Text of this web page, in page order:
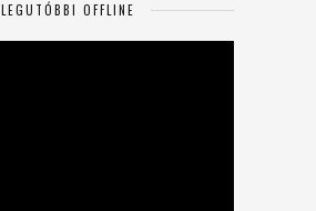
LEGUTÓBBI OFFLINE